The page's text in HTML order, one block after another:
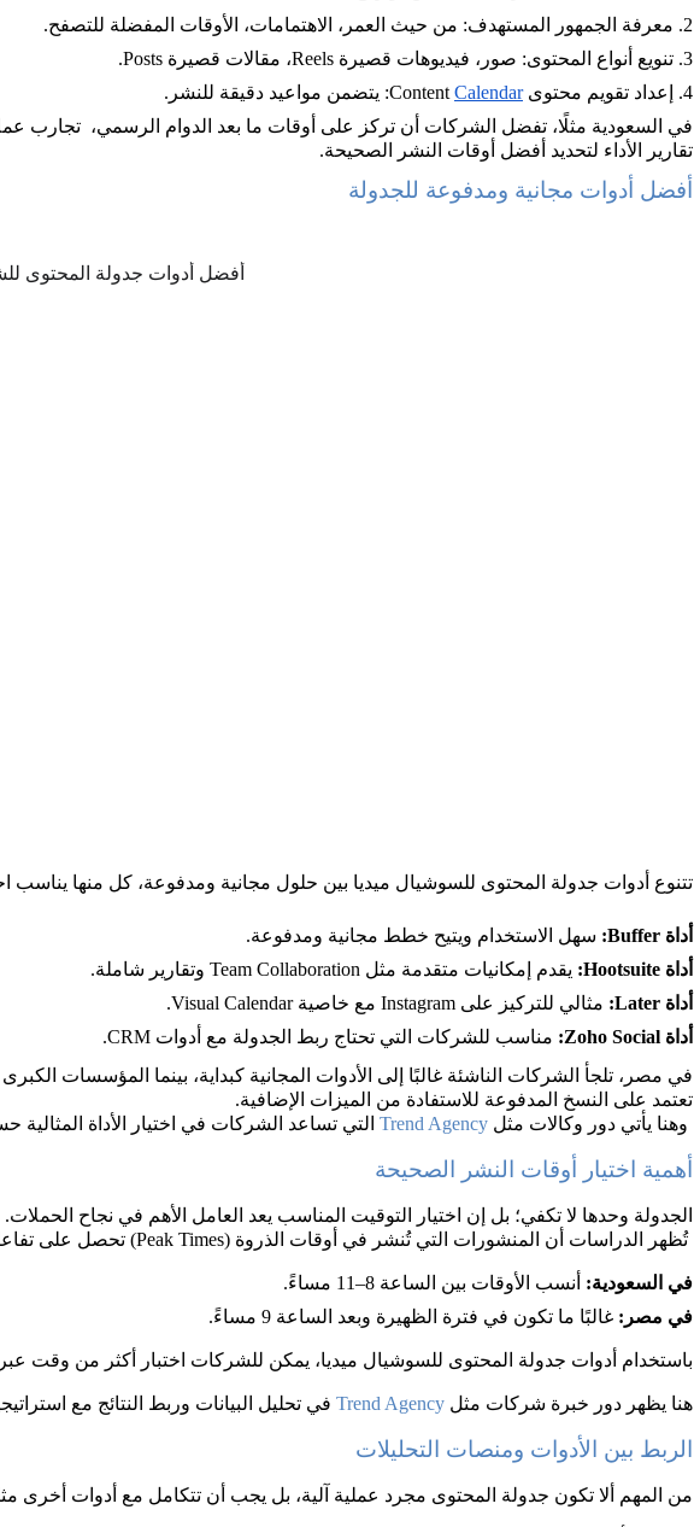
2. معرفة الجمهور المستهدف: من حيث العمر، الاهتمامات، الأوقات المفضلة للتصفح.
3. تنويع أنواع المحتوى: صور، فيديوهات قصيرة Reels، مقالات قصيرة Posts.
4. إعداد تقويم محتوى Content
Calendar
: يتضمن مواعيد دقيقة للنشر.
في السعودية مثلًا، تفضل الشركات أن تركز على أوقات ما بعد الدوام الرسمي،  تجارب
تقارير الأداء لتحديد أفضل أوقات النشر الصحيحة.
أفضل أدوات مجانية ومدفوعة للجدولة
تتنوع أدوات جدولة المحتوى للسوشيال ميديا بين حلول مجانية ومدفوعة، كل منها يناسب
أداة Buffer:
سهل الاستخدام ويتيح خطط مجانية ومدفوعة.
أداة Hootsuite:
يقدم إمكانيات متقدمة مثل Team Collaboration وتقارير شاملة.
أداة Later:
مثالي للتركيز على Instagram مع خاصية Visual Calendar.
أداة Zoho Social:
مناسب للشركات التي تحتاج ربط الجدولة مع أدوات CRM.
في مصر، تلجأ الشركات الناشئة غالبًا إلى الأدوات المجانية كبداية، بينما المؤسسات
تعتمد على النسخ المدفوعة للاستفادة من الميزات الإضافية.
Trend Agency التي تساعد الشركات في اختيار الأداة
أهمية اختيار أوقات النشر الصحيحة
الجدولة وحدها لا تكفي؛ بل إن اختيار التوقيت المناسب يعد العامل الأهم في نجاح الحملات.
تُظهر الدراسات أن المنشورات التي تُنشر في أوقات الذروة (Peak Times) تحصل على تفاعل أعلى بنسبة 30–40%.
في السعودية: أنسب الأوقات بين الساعة 8–11 مساءً.
في مصر: غالبًا ما تكون في فترة الظهيرة وبعد الساعة 9 مساءً.
باستخدام أدوات جدولة المحتوى للسوشيال ميديا، يمكن للشركات اختبار أكثر من وقت عبر A/B Testing ومقارنة النتائج.
هنا يظهر دور خبرة شركات مثل Trend Agency في تحليل البيانات وربط النتائج مع
الربط بين الأدوات ومنصات التحليلات
من المهم ألا تكون جدولة المحتوى مجرد عملية آلية، بل يجب أن تتكامل مع أدوات أخرى